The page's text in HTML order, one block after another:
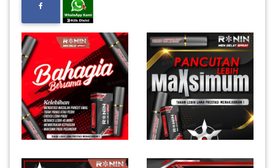
TUDUNG(0)
ARTIKEL(14)
PEMBORONG(2)
PRODUK
DIGITAL(29)